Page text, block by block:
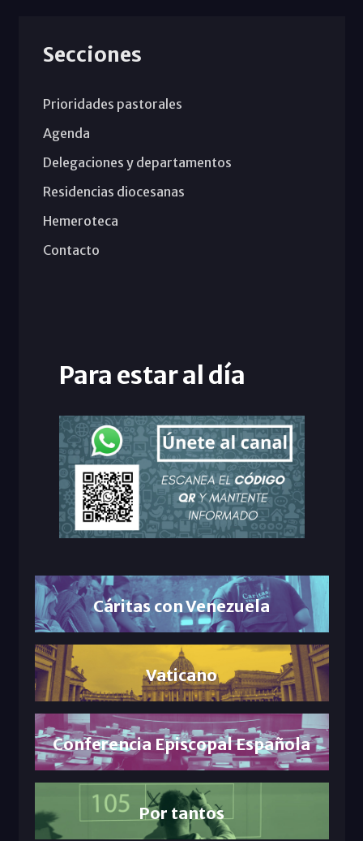
Secciones
Prioridades pastorales
Agenda
Delegaciones y departamentos
Residencias diocesanas
Hemeroteca
Contacto
Para estar al día
Cáritas con Venezuela
Vaticano
Conferencia Episcopal Española
Por tantos